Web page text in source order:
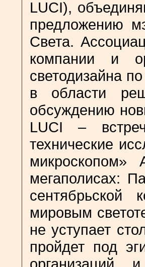
LUCI),
предложению
Света.
компании и
светодизайна
в области
обсуждению
LUCI –
технические
мегаполисах:
сентябрьской
мировым
не уступает
пройдет под